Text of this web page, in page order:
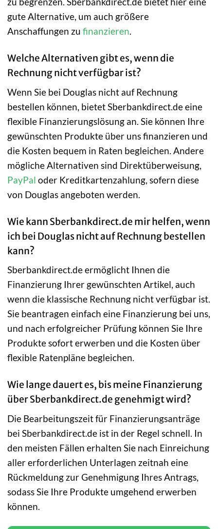
gute Alternative, um auch größere
Anschaffungen zu finanzieren.
Welche Alternativen gibt es, wenn die
Rechnung nicht verfügbar ist?
Wenn Sie bei Douglas nicht auf Rechnung
bestellen können, bietet Sberbankdirect.de eine
flexible Finanzierungslösung an. Sie können Ihre
gewünschten Produkte über uns finanzieren und
die Kosten bequem in Raten begleichen. Andere
mögliche Alternativen sind Direktüberweisung,
PayPal oder Kreditkartenzahlung, sofern diese
von Douglas angeboten werden.
Wie kann Sberbankdirect.de mir helfen, wenn
ich bei Douglas nicht auf Rechnung bestellen
kann?
Sberbankdirect.de ermöglicht Ihnen die
Finanzierung Ihrer gewünschten Artikel, auch
wenn die klassische Rechnung nicht verfügbar ist.
Sie beantragen einfach eine Finanzierung bei uns,
und nach erfolgreicher Prüfung können Sie Ihre
Produkte sofort erwerben und die Kosten über
flexible Ratenpläne begleichen.
Wie lange dauert es, bis meine Finanzierung
über Sberbankdirect.de genehmigt wird?
Die Bearbeitungszeit für Finanzierungsanträge
bei Sberbankdirect.de ist in der Regel schnell. In
den meisten Fällen erhalten Sie nach Einreichung
aller erforderlichen Unterlagen zeitnah eine
Rückmeldung zur Genehmigung Ihres Antrags,
sodass Sie Ihre Produkte umgehend erwerben
können.